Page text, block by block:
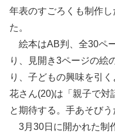
年表のすごろくも制作
た。
絵本はAB判、全30ペ
り、見開き3ページの絵
り、子どもの興味を引
花さん(20)は「親子で対
と期待する。手あそびう
3月30日に開かれた制